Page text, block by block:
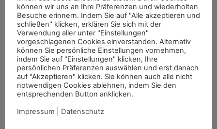
Themen
Termine
8er-Team
Abonnement
Kontakt
Wir sind auch auf
können wir uns an Ihre Präferenzen und wiederholten
Besuche erinnern. Indem Sie auf "Alle akzeptieren und
schließen" klicken, erklären Sie sich mit der
Verwendung aller unter "Einstellungen"
vorgeschlagenen Cookies einverstanden. Alternativ
können Sie persönliche Einstellungen vornehmen,
indem Sie auf "Einstellungen" klicken, Ihre
persönlichen Präferenzen auswählen und erst danach
auf "Akzeptieren" klicken. Sie können auch alle nicht
notwendigen Cookies ablehnen, indem Sie den
entsprechenden Button anklicken.
Impressum
Datenschutz